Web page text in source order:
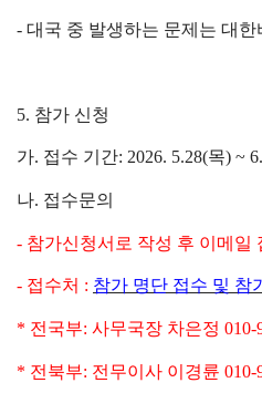
- 대국 중 발생하는 문제는 대
5. 참가 신청
가. 접수 기간: 2026. 5.28(목) ~
나. 접수문의
- 참가신청서로 작성 후 이메일
- 접수처 : 참가 명단 접수 및 참
* 전국부: 사무국장 차은정 010-
* 전북부: 전무이사 이경륜 010-